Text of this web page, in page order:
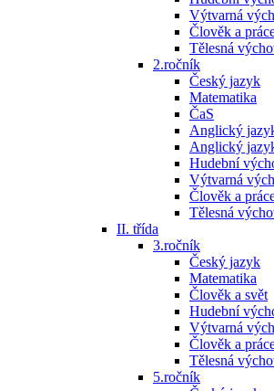
Výtvarná
Člověk a
Tělesná
2.ročník
Český jazyk
Matematika
ČaS
Anglický
Anglický
Hudební
Výtvarná
Člověk a
Tělesná
II. třída
3.ročník
Český jazyk
Matematika
Člověk a svět
Hudební
Výtvarná
Člověk a
Tělesná
5.ročník